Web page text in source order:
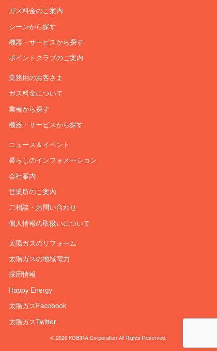
ガス料金のご案内
シーンから探す
機器・サービスから探す
ポイントクラブのご案内
業務用のお客さま
ガス料金について
業種から探す
機器・サービスから探す
ニュース＆イベント
暮らしのインフォメーション
会社案内
営業所のご案内
ご相談・お問い合わせ
個人情報の取扱いについて
太陽ガスのリフォーム
太陽ガスの地域電力
採用情報
Happy Energy
太陽ガスFacebook
太陽ガスTwitter
© 2026 KOBIRA Corporation All Rights Reserved.